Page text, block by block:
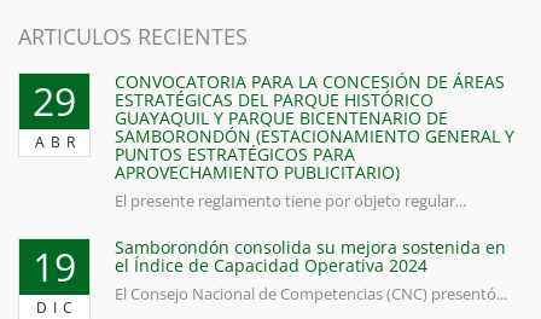
ARTICULOS RECIENTES
29
ABR
CONVOCATORIA PARA LA CONCESIÓN DE ÁREAS
ESTRATÉGICAS DEL PARQUE HISTÓRICO
GUAYAQUIL Y PARQUE BICENTENARIO DE
SAMBORONDÓN (ESTACIONAMIENTO GENERAL Y
PUNTOS ESTRATÉGICOS PARA
APROVECHAMIENTO PUBLICITARIO)
El presente reglamento tiene por objeto regular...
19
DIC
Samborondón consolida su mejora sostenida en
el Índice de Capacidad Operativa 2024
El Consejo Nacional de Competencias (CNC) presentó...